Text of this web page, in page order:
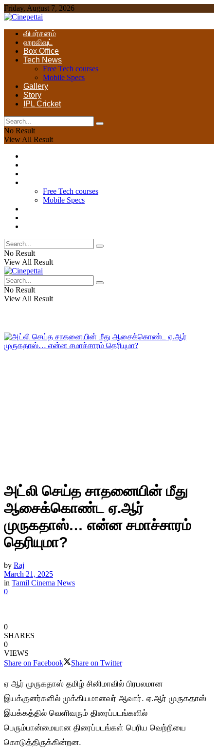
Friday, August 7, 2026
விமர்சனம்
ஹாலிவுட்
Box Office
Tech News
Free Tech courses
Mobile Specs
Gallery
Story
IPL Cricket
No Result
View All Result
Free Tech courses
Mobile Specs
No Result
View All Result
No Result
View All Result
அட்லி செய்த சாதனையின் மீது
ஆசைக்கொண்ட ஏ.ஆர்
முருகதாஸ்… என்ன சமாச்சாரம்
தெரியுமா?
by Raj
March 21, 2025
in Tamil Cinema News
0
0
SHARES
0
VIEWS
Share on Facebook
Share on Twitter
ஏ ஆர் முருகதாஸ் தமிழ் சினிமாவில் பிரபலமான
இயக்குனர்களில் முக்கியமானவர் ஆவார். ஏ.ஆர் முருகதாஸ்
இயக்கத்தில் வெளிவரும் திரைப்படங்களில்
பெரும்பான்மையான திரைப்படங்கள் பெரிய வெற்றியை
கொடுத்திருக்கின்றன.